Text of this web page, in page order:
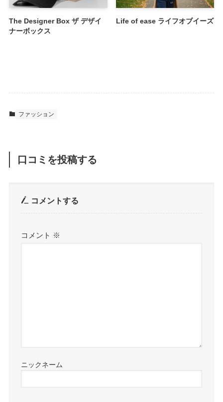
The Designer Box ザ デザイ
ナーボックス
Life of ease ライフオブイーズ
ファッション
口コミを投稿する
コメントする
コメント ※